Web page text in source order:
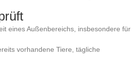
eines Außenbereichs, insbesondere für
vorhandene Tiere, tägliche